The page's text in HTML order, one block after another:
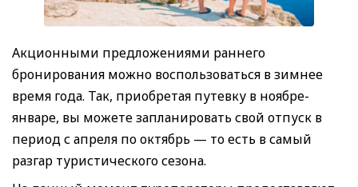
Акционными предложениями раннего
бронирования можно воспользоваться в зимнее
время года. Так, приобретая путевку в ноябре-
январе, вы можете запланировать свой отпуск в
период с апреля по октябрь — то есть в самый
разгар туристического сезона.